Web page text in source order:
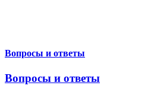
Вопросы и ответы
Вопросы и ответы